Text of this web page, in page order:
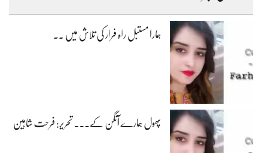
ہمارا مستبل راہ فرار کی تلاش میں ۔۔
پھول ہمارے آنگن کے۔۔۔ تحریر: فرحت شاہین